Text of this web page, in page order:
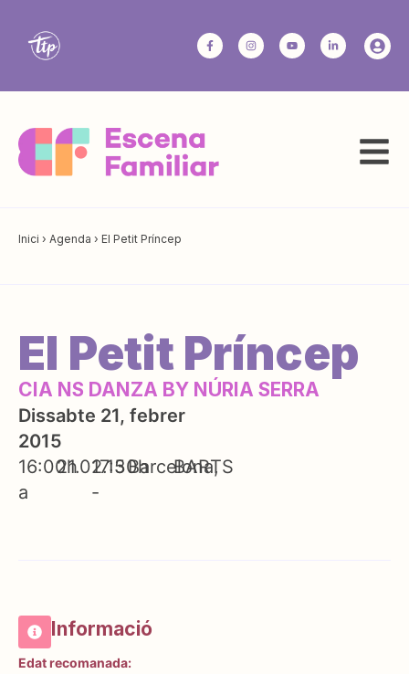
Inici › Agenda › El Petit Príncep
El Petit Príncep
CIA NS DANZA BY NÚRIA SERRA
Dissabte 21, febrer
2015
16:00h
a
21.02.15
17:30h
-
Barcelona
BARTS
Informació
Edat recomanada: